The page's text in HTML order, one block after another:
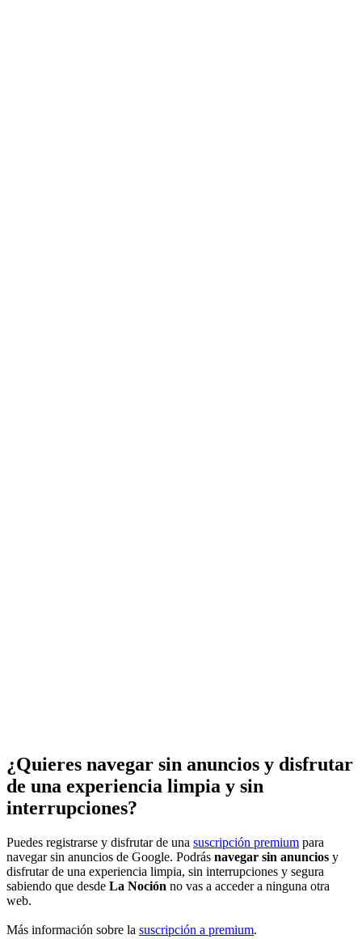
¿Quieres navegar sin anuncios y disfrutar
de una experiencia limpia y sin
interrupciones?
Puedes registrarse y disfrutar de una suscripción premium para
navegar sin anuncios de Google. Podrás navegar sin anuncios y
disfrutar de una experiencia limpia, sin interrupciones y segura
sabiendo que desde La Noción no vas a acceder a ninguna otra
web.
Más información sobre la suscripción a premium.